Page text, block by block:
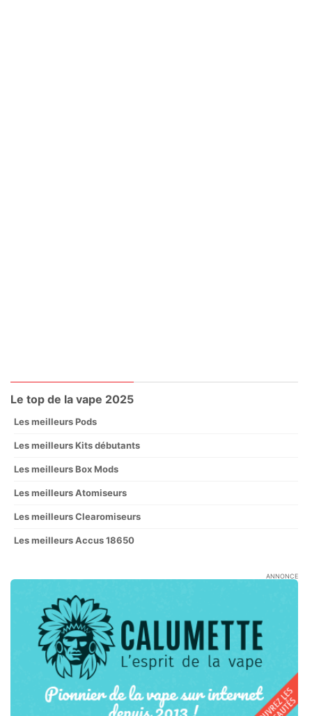
Le top de la vape 2025
Les meilleurs Pods
Les meilleurs Kits débutants
Les meilleurs Box Mods
Les meilleurs Atomiseurs
Les meilleurs Clearomiseurs
Les meilleurs Accus 18650
ANNONCE